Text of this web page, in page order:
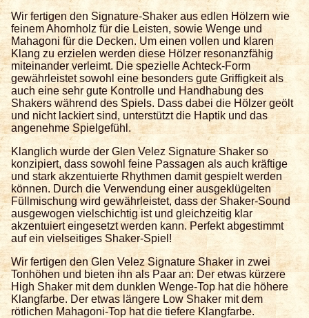
Wir fertigen den Signature-Shaker aus edlen Hölzern wie
feinem Ahornholz für die Leisten, sowie Wenge und
Mahagoni für die Decken. Um einen vollen und klaren
Klang zu erzielen werden diese Hölzer resonanzfähig
miteinander verleimt. Die spezielle Achteck-Form
gewährleistet sowohl eine besonders gute Griffigkeit als
auch eine sehr gute Kontrolle und Handhabung des
Shakers während des Spiels. Dass dabei die Hölzer geölt
und nicht lackiert sind, unterstützt die Haptik und das
angenehme Spielgefühl.
Klanglich wurde der Glen Velez Signature Shaker so
konzipiert, dass sowohl feine Passagen als auch kräftige
und stark akzentuierte Rhythmen damit gespielt werden
können. Durch die Verwendung einer ausgeklügelten
Füllmischung wird gewährleistet, dass der Shaker-Sound
ausgewogen vielschichtig ist und gleichzeitig klar
akzentuiert eingesetzt werden kann. Perfekt abgestimmt
auf ein vielseitiges Shaker-Spiel!
Wir fertigen den Glen Velez Signature Shaker in zwei
Tonhöhen und bieten ihn als Paar an: Der etwas kürzere
High Shaker mit dem dunklen Wenge-Top hat die höhere
Klangfarbe. Der etwas längere Low Shaker mit dem
rötlichen Mahagoni-Top hat die tiefere Klangfarbe.